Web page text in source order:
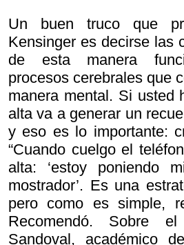
Un buen truco que
Kensinger es decirse las
de esta manera
procesos cerebrales que
manera mental. Si usted
alta va a generar un
y eso es lo importante:
“Cuando cuelgo el
alta: ‘estoy poniendo
mostrador’. Es una
pero como es simple,
Recomendó. Sobre
Sandoval, académico